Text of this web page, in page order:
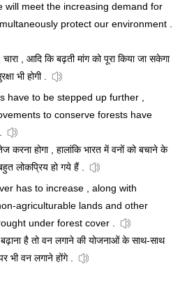
will meet the increasing demand for
protect our environment .
, आदि कि बढ़ती मांग को पूरा किया जा सकेगा
भी होगी .
have to be stepped up further ,
to conserve forests have
करना होगा , हालांकि भारत में वनों को बचाने के
लोकप्रिय हो गये हैं .
has to increase , along with
agriculturable lands and other
under forest cover .
है तो वन लगाने की योजनाओं के साथ-साथ
भी वन लगाने होंगे .